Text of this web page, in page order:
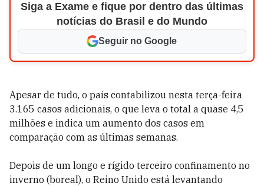
Siga a Exame e fique por dentro das últimas
notícias do Brasil e do Mundo
Seguir no Google
Apesar de tudo, o país contabilizou nesta terça-feira
3.165 casos adicionais, o que leva o total a quase 4,5
milhões e indica um aumento dos casos em
comparação com as últimas semanas.
Depois de um longo e rígido terceiro confinamento no
inverno (boreal), o Reino Unido está levantando